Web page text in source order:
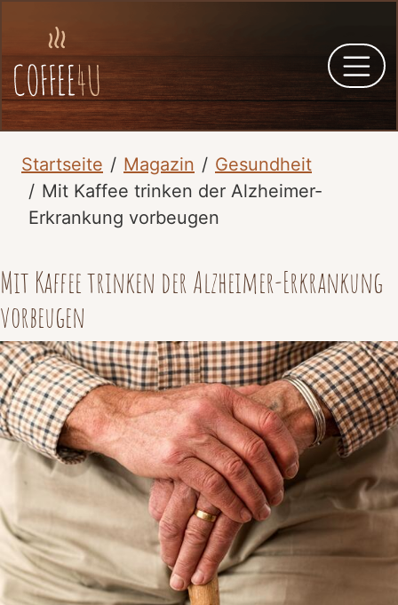
Startseite Magazin
Gesundheit
Mit Kaffee trinken der Alzheimer-
Erkrankung vorbeugen
Mit Kaffee trinken der Alzheimer-Erkrankung
vorbeugen